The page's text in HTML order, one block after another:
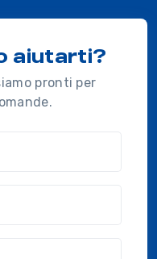
aiutarti?
pronti per